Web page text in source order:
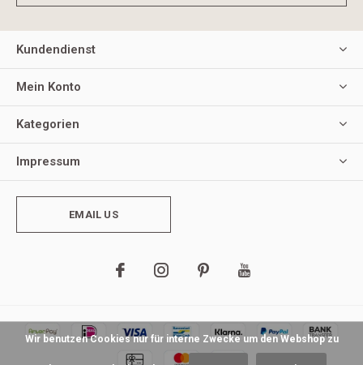
Kundendienst
Mein Konto
Kategorien
Impressum
EMAIL US
Wir benutzen Cookies nur für interne Zwecke um den Webshop zu